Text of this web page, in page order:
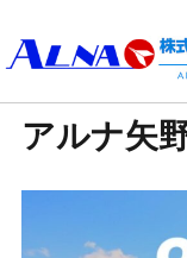
アルナ矢